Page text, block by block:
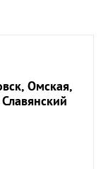
Омская,